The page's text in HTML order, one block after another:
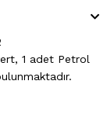
1 adet Petrol